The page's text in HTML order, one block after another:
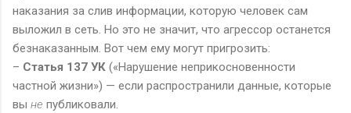
наказания за слив информации, которую человек сам
выложил в сеть. Но это не значит, что агрессор останется
безнаказанным. Вот чем ему могут пригрозить:
– Статья 137 УК («Нарушение неприкосновенности
частной жизни») — если распространили данные, которые
вы не публиковали.